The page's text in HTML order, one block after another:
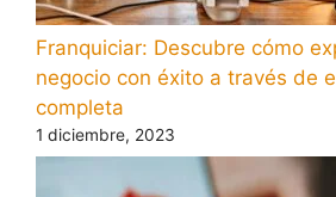
Franquiciar: Descubre cómo
negocio con éxito a través de
completa
1 diciembre, 2023